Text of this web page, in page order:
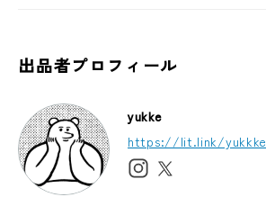
出品者プロフィール
yukke
https://lit.link/yukkke